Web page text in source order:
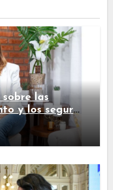
las
y los seguros